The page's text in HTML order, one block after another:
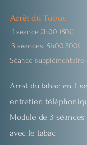
Arrêtdu Tabac
1 séance 2h00 150€
3 séances 5h00 300€
Séance supplémentaire
Arrêt du tabac en 1
entretien
​Module de 3
avec le tabac